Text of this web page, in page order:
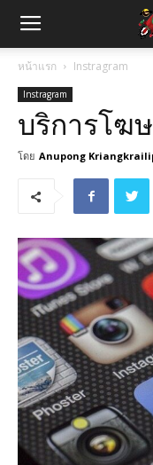
หน้าแรก Instragram
Instragram
บริการโฆ
โดย Anupong